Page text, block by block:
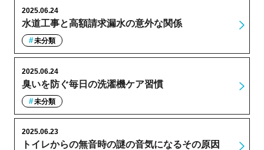
水道工事と高額請求漏水の意外な関係
2025.06.24
未分類
臭いを防ぐ毎日の洗濯機ケア習慣
2025.06.24
未分類
トイレからの無音時の謎の音気になるその原因
2025.06.23